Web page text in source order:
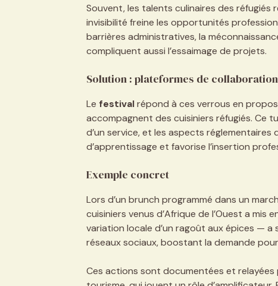
Souvent, les talents culinaires des réfugiés
invisibilité freine les opportunités
barrières administratives, la
compliquent aussi l’essaimage de projets.
Solution : plateformes de
Le festivalrépond à ces verrous en
accompagnent des cuisiniers réfugiés. Ce
d’un service, et les aspects
d’apprentissage et favorise l’insertion
Exemple concret
Lors d’un brunch programmé dans un
cuisiniers venus d’Afrique de l’Ouest a
variation locale d’un ragoût aux épices —
réseaux sociaux, boostant la demande
Ces actions sont documentées et